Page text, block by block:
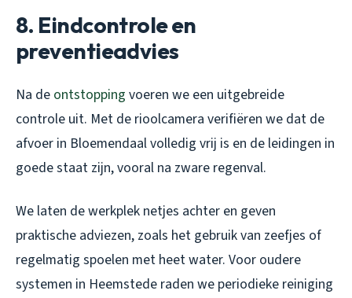
8. Eindcontrole en
preventieadvies
Na de ontstopping voeren we een uitgebreide
controle uit. Met de rioolcamera verifiëren we dat de
afvoer in Bloemendaal volledig vrij is en de leidingen in
goede staat zijn, vooral na zware regenval.
We laten de werkplek netjes achter en geven
praktische adviezen, zoals het gebruik van zeefjes of
regelmatig spoelen met heet water. Voor oudere
systemen in Heemstede raden we periodieke reiniging